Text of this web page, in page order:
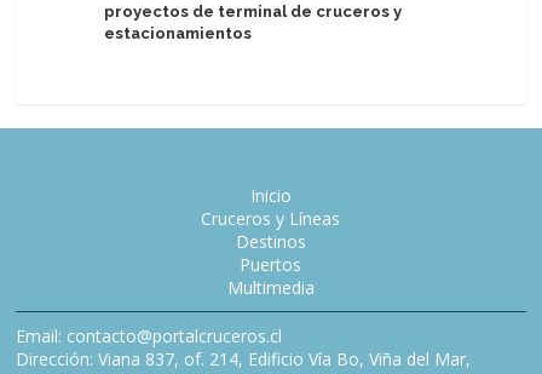
proyectos de terminal de cruceros y
estacionamientos
Inicio
Cruceros y Líneas
Destinos
Puertos
Multimedia
Email: contacto@portalcruceros.cl
Dirección: Viana 837, of. 214, Edificio Vía Bo, Viña del Mar,